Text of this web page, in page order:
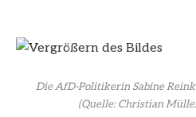
Die AfD-Politikerin Sabine
(Quelle: Christian